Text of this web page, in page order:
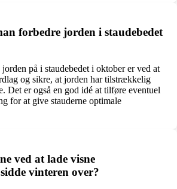
forbedre jorden i staudebedet
på i staudebedet i oktober er ved at
og sikre, at jorden har tilstrækkelig
Det er også en god idé at tilføre eventuel
for at give stauderne optimale
ved at lade visne
vinteren over?